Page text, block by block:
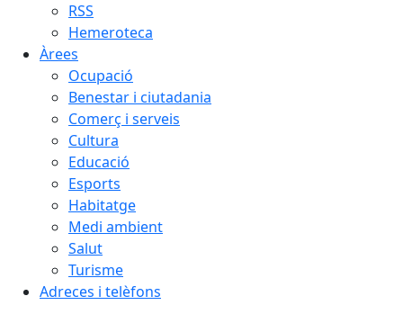
RSS
Hemeroteca
Àrees
Ocupació
Benestar i ciutadania
Comerç i serveis
Cultura
Educació
Esports
Habitatge
Medi ambient
Salut
Turisme
Adreces i telèfons